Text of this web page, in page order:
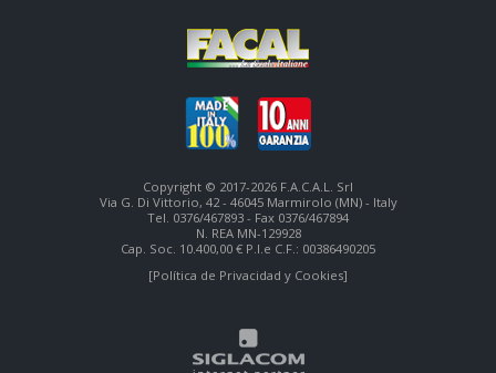
Copyright © 2017-2026 F.A.C.A.L. Srl
Via G. Di Vittorio, 42 - 46045 Marmirolo (MN) - Italy
Tel. 0376/467893 - Fax 0376/467894
N. REA MN-129928
Cap. Soc. 10.400,00 € P.I.e C.F.: 00386490205
[Política de Privacidad y Cookies]